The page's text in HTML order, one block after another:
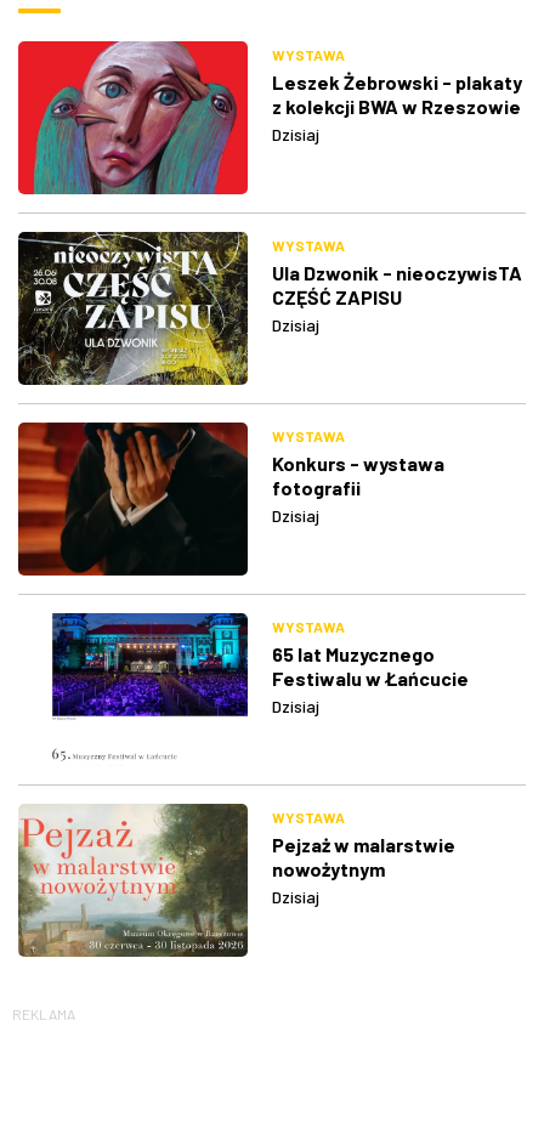
WYSTAWA
Leszek Żebrowski - plakaty
z kolekcji BWA w Rzeszowie
Dzisiaj
WYSTAWA
Ula Dzwonik - nieoczywisTA
CZĘŚĆ ZAPISU
Dzisiaj
WYSTAWA
Konkurs - wystawa
fotografii
Dzisiaj
WYSTAWA
65 lat Muzycznego
Festiwalu w Łańcucie
Dzisiaj
WYSTAWA
Pejzaż w malarstwie
nowożytnym
Dzisiaj
REKLAMA